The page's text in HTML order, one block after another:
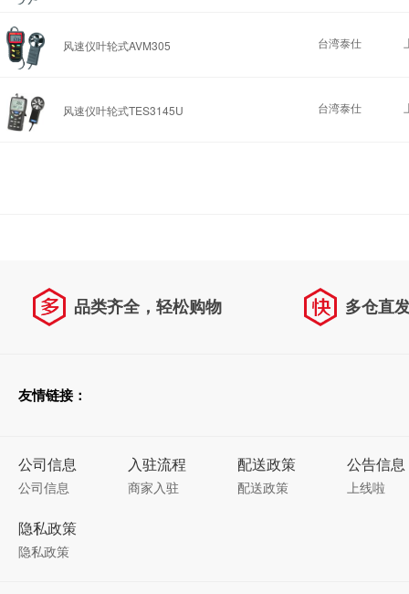
风速仪叶轮式AVM305 台湾泰仕
风速仪叶轮式TES3145U 台湾泰仕
品类齐全，轻松购物 多仓直
友情链接：
公司信息
公司信息
入驻流程
商家入驻
配送政策
配送政策
公告信息
上线啦
隐私政策
隐私政策